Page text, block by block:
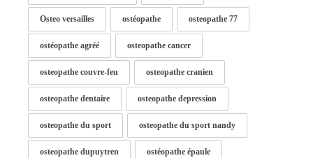
Osteo versailles ostéopathe osteopathe 77
ostéopathe agréé osteopathe cancer
osteopathe couvre-feu osteopathe cranien
osteopathe dentaire osteopathe depression
osteopathe du sport osteopathe du sport nandy
osteopathe dupuytren ostéopathe épaule